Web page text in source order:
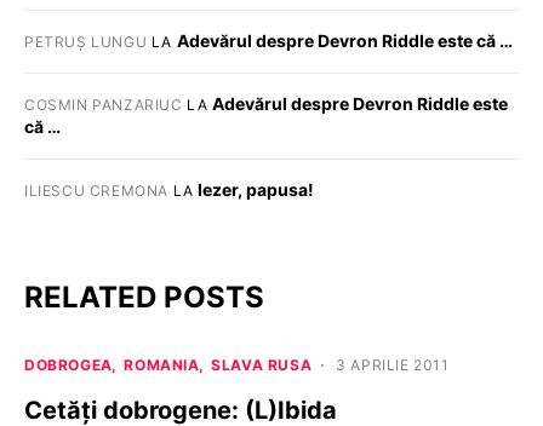
PETRUȘ LUNGU LA Adevărul despre Devron Riddle este că …
COSMIN PANZARIUC LA Adevărul despre Devron Riddle este
că …
ILIESCU CREMONA LA Iezer, papusa!
RELATED POSTS
DOBROGEA ROMANIA SLAVA RUSA 3 APRILIE 2011
Cetăţi dobrogene: (L)Ibida